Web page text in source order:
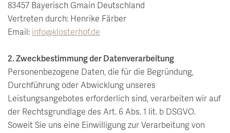
83457 Bayerisch Gmain Deutschland
Vertreten durch: Henrike Färber
Email: info@klosterhof.de
2. Zweckbestimmung der Datenverarbeitung
Personenbezogene Daten, die für die Begründung,
Durchführung oder Abwicklung unseres
Leistungsangebotes erforderlich sind, verarbeiten wir auf
der Rechtsgrundlage des Art. 6 Abs. 1 lit. b DSGVO.
Soweit Sie uns eine Einwilligung zur Verarbeitung von